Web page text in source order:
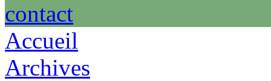
contact
Accueil
Archives